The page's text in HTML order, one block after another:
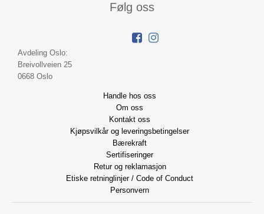
Følg oss
Avdeling Oslo:
Breivollveien 25
0668 Oslo
Handle hos oss
Om oss
Kontakt oss
Kjøpsvilkår og leveringsbetingelser
Bærekraft
Sertifiseringer
Retur og reklamasjon
Etiske retninglinjer / Code of Conduct
Personvern